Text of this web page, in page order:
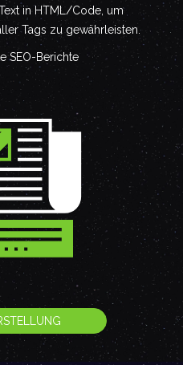
in HTML/Code, um
Tags zu gewährleisten.
SEO-Berichte